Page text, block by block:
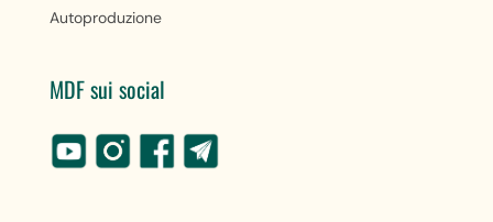
Autoproduzione
MDF sui social